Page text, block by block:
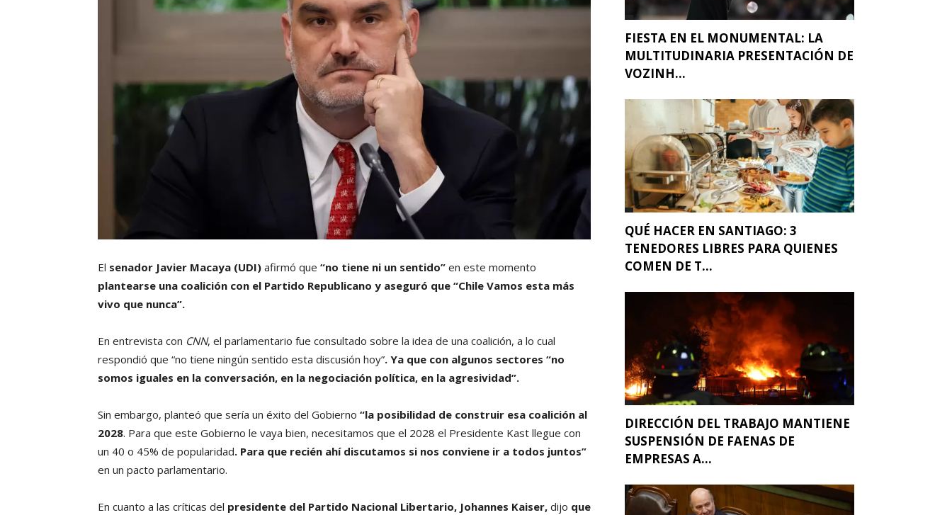
El senador Javier Macaya (UDI) afirmó que “no tiene ni un sentido” en este momento
plantearse una coalición con el Partido Republicano y aseguró que “Chile Vamos esta más
vivo que nunca”.
En entrevista con CNN, el parlamentario fue consultado sobre la idea de una coalición, a lo cual
respondió que “no tiene ningún sentido esta discusión hoy”. Ya que con algunos sectores “no
somos iguales en la conversación, en la negociación política, en la agresividad”.
Sin embargo, planteó que sería un éxito del Gobierno “la posibilidad de construir esa coalición al
2028. Para que este Gobierno le vaya bien, necesitamos que el 2028 el Presidente Kast llegue con
un 40 o 45% de popularidad. Para que recién ahí discutamos si nos conviene ir a todos juntos”
en un pacto parlamentario.
En cuanto a las críticas del presidente del Partido Nacional Libertario, Johannes Kaiser, dijo que
FIESTA EN EL MONUMENTAL: LA
MULTITUDINARIA PRESENTACIÓN DE
VOZINH...
QUÉ HACER EN SANTIAGO: 3
TENEDORES LIBRES PARA QUIENES
COMEN DE T...
DIRECCIÓN DEL TRABAJO MANTIENE
SUSPENSIÓN DE FAENAS DE
EMPRESAS A...